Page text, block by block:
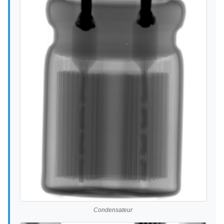
Condensateur